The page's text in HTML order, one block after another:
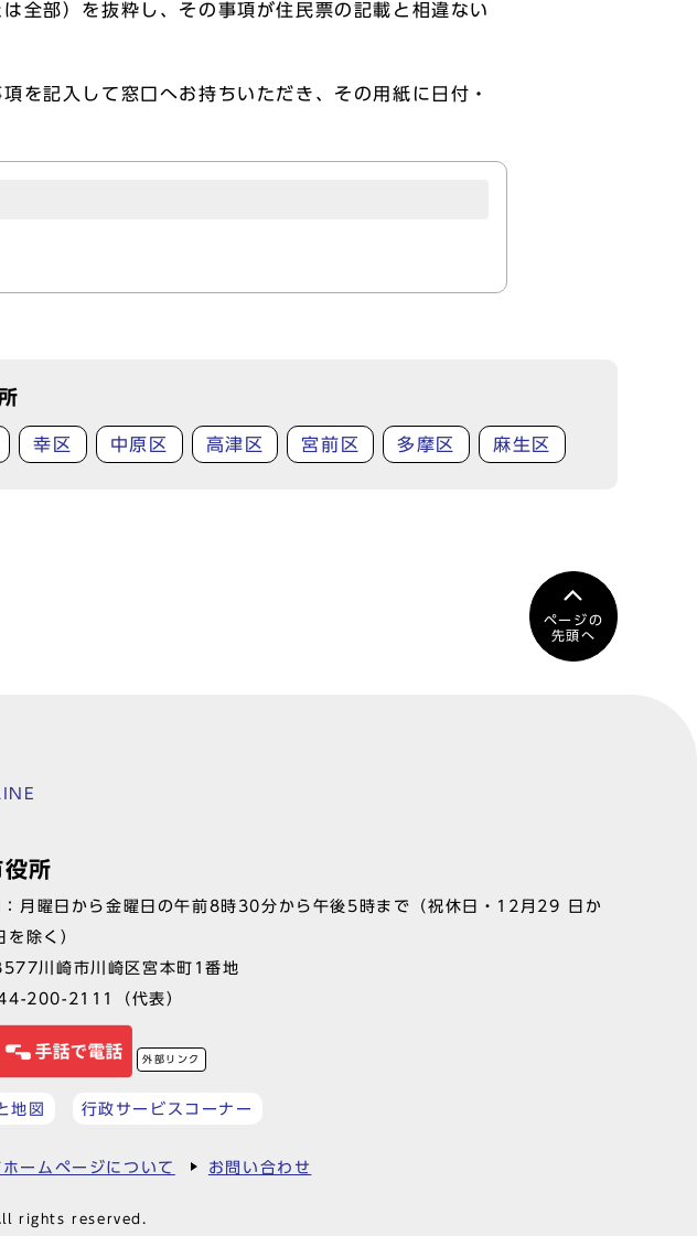
全部）を抜粋し、その事項が住民票の記載と相違ない
を記入して窓口へお持ちいただき、その用紙に日付・
幸区 中原区 高津区 宮前区 多摩区 麻生区
ページの
先頭へ
所
：月曜日から金曜日の午前8時30分から午後5時まで（祝休日・12月29 日か
除く）
川崎市川崎区宮本町1番地
200-2111 （代表）
外部リンク
地図 行政サービスコーナー
ームページについて お問い合わせ
rights reserved.